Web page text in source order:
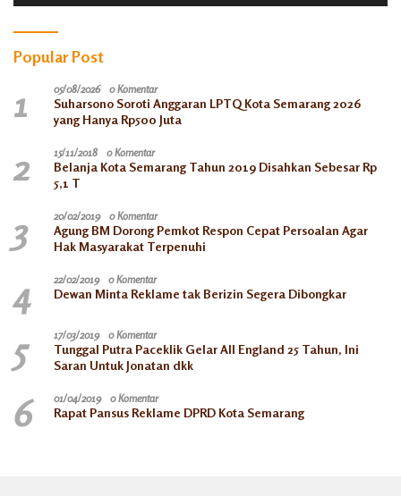
Popular Post
1 05/08/2026 0 Komentar
Suharsono Soroti Anggaran LPTQ Kota Semarang 2026
yang Hanya Rp500 Juta
2 15/11/2018 0 Komentar
Belanja Kota Semarang Tahun 2019 Disahkan Sebesar Rp
5,1 T
3 20/02/2019 0 Komentar
Agung BM Dorong Pemkot Respon Cepat Persoalan Agar
Hak Masyarakat Terpenuhi
4 22/02/2019 0 Komentar
Dewan Minta Reklame tak Berizin Segera Dibongkar
5 17/03/2019 0 Komentar
Tunggal Putra Paceklik Gelar All England 25 Tahun, Ini
Saran Untuk Jonatan dkk
6 01/04/2019 0 Komentar
Rapat Pansus Reklame DPRD Kota Semarang